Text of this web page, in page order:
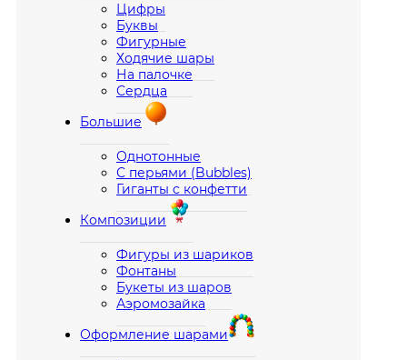
Цифры
Буквы
Фигурные
Ходячие шары
На палочке
Сердца
Большие
Однотонные
С перьями (Bubbles)
Гиганты с конфетти
Композиции
Фигуры из шариков
Фонтаны
Букеты из шаров
Аэромозайка
Оформление шарами